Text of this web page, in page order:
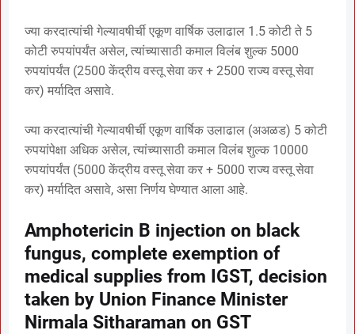
ज्या करदात्यांची गेल्यावषीर्ची एकूण वार्षिक उलाढाल 1.5 कोटी ते 5
कोटी रुपयांपर्यंत असेल, त्यांच्यासाठी कमाल विलंब शुल्क 5000
रुपयांपर्यंत (2500 केंद्रीय वस्तू सेवा कर + 2500 राज्य वस्तू सेवा
कर) मर्यादित असावे.
ज्या करदात्यांची गेल्यावषीर्ची एकूण वार्षिक उलाढाल (अअळड) 5 कोटी
रुपयांपेक्षा अधिक असेल, त्यांच्यासाठी कमाल विलंब शुल्क 10000
रुपयांपर्यंत (5000 केंद्रीय वस्तू सेवा कर + 5000 राज्य वस्तू सेवा
कर) मर्यादित असावे, असा निर्णय घेण्यात आला आहे.
Amphotericin B injection on black
fungus, complete exemption of
medical supplies from IGST, decision
taken by Union Finance Minister
Nirmala Sitharaman on GST